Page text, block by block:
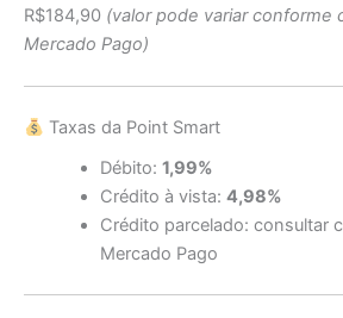
R$184,90 (valor pode variar conforme
Mercado Pago)
Taxas da Point Smart
Débito: 1,99%
Crédito à vista: 4,98%
Crédito parcelado: consultar
Mercado Pago